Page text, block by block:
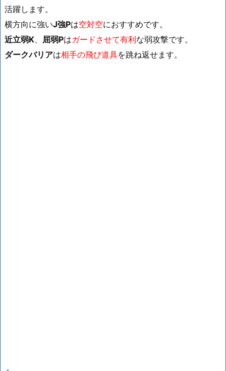
活躍します。
横方向に強いJ強Pは空対空におすすめです。
近立弱K、 屈弱Pはガードさせて有利な弱攻撃です。
ダークバリアは相手の飛び道具を跳ね返せます。